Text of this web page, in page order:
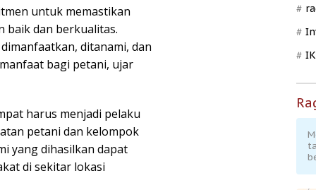
untuk memastikan
baik dan berkualitas.
ditanami, dan
bagi petani, ujar
harus menjadi pelaku
petani dan kelompok
yang dihasilkan dapat
di sekitar lokasi